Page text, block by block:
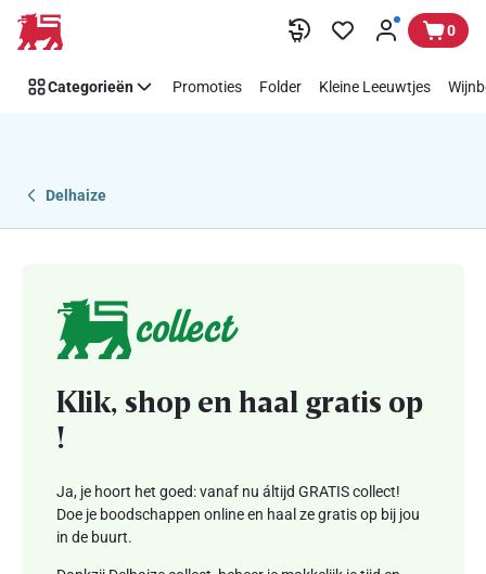
Overslaan
Collect
boodschappen
0
Categorieën Promoties Folder Kleine Leeuwtjes
Delhaize
Klik, shop en haal gratis op
!
Ja, je hoort het goed: vanaf nu áltijd GRATIS collect!
Doe je boodschappen online en haal ze gratis op bij jou
in de buurt.